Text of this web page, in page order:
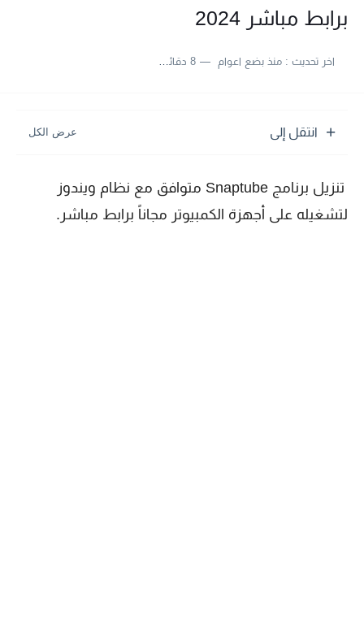
برابط مباشر 2024
اخر تحديث :منذ بضع اعوام 8 دقائق للقراءة
انتقل إلى
تنزيل برنامج Snaptube متوافق مع نظام ويندوز
لتشغيله على أجهزة الكمبيوتر مجاناً برابط مباشر.